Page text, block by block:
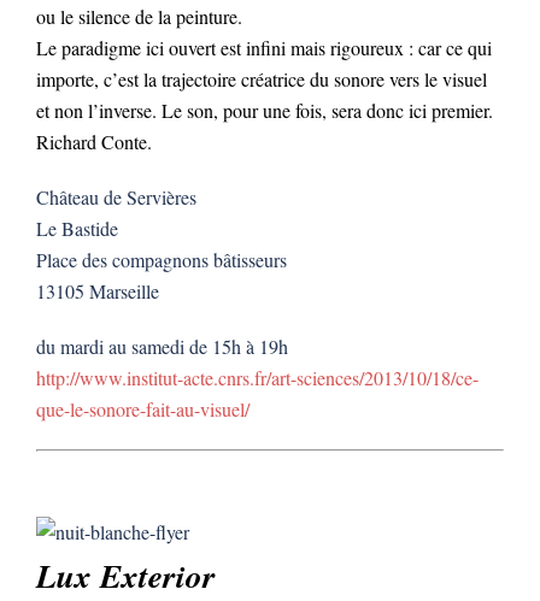
ou le silence de la peinture.
Le paradigme ici ouvert est infini mais rigoureux : car ce qui
importe, c’est la trajectoire créatrice du sonore vers le visuel
et non l’inverse. Le son, pour une fois, sera donc ici premier.
Richard Conte.
Château de Servières
Le Bastide
Place des compagnons bâtisseurs
13105 Marseille
du mardi au samedi de 15h à 19h
http://www.institut-acte.cnrs.fr/art-sciences/2013/10/18/ce-
que-le-sonore-fait-au-visuel/
Lux Exterior